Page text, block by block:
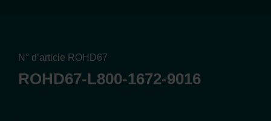
N° d’article ROHD67
ROHD67-L800-1672-9016